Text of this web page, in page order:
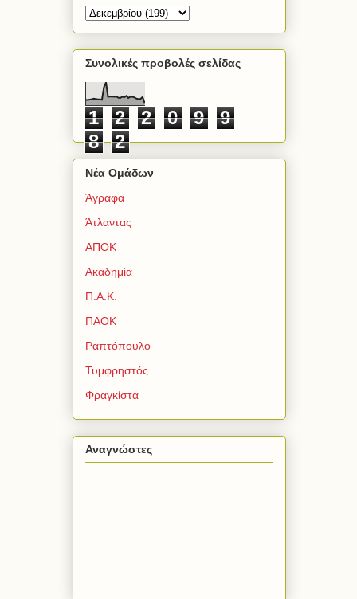
Συνολικές προβολές σελίδας
1 2 2 0 9
9
8
2
Νέα Ομάδων
Άγραφα
Άτλαντας
ΑΠΟΚ
Ακαδημία
Π.Α.Κ.
ΠΑΟΚ
Ραπτόπουλο
Τυμφρηστός
Φραγκίστα
Αναγνώστες